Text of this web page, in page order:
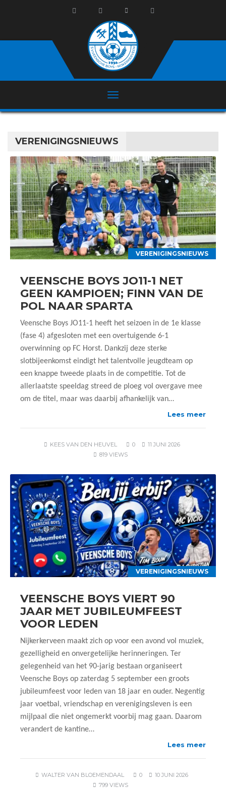
VERENIGINGSNIEUWS
VERENIGINGSNIEUWS
VEENSCHE BOYS JO11-1 NET
GEEN KAMPIOEN; FINN VAN DE
POL NAAR SPARTA
Veensche Boys JO11-1 heeft het seizoen in de 1e klasse
(fase 4) afgesloten met een overtuigende 6-1
overwinning op FC Horst. Dankzij deze sterke
slotbijeenkomst eindigt het talentvolle jeugdteam op
een knappe tweede plaats in de competitie. Tot de
allerlaatste speeldag streed de ploeg vol overgave mee
om de titel, maar was daarbij afhankelijk van…
Lees meer
KEES VAN DEN HEUVEL 0
11 JUNI 2026
819 VIEWS
VERENIGINGSNIEUWS
VEENSCHE BOYS VIERT 90
JAAR MET JUBILEUMFEEST
VOOR LEDEN
Nijkerkerveen maakt zich op voor een avond vol muziek,
gezelligheid en onvergetelijke herinneringen. Ter
gelegenheid van het 90-jarig bestaan organiseert
Veensche Boys op zaterdag 5 september een groots
jubileumfeest voor leden van 18 jaar en ouder. Negentig
jaar voetbal, vriendschap en verenigingsleven is een
mijlpaal die niet ongemerkt voorbij mag gaan. Daarom
verandert de kantine…
Lees meer
WALTER VAN BLOEMENDAAL 0
10 JUNI 2026
799 VIEWS